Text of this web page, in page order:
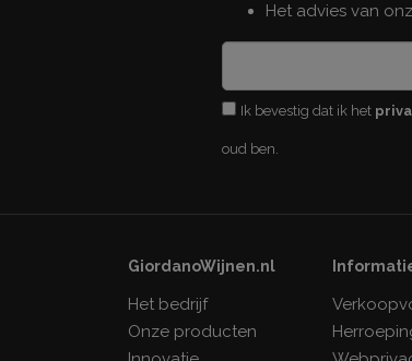
Het advies van
Ik bevestig dat ik het
oud ben.
GiordanoWijnen.nl
Het bedrijf
Onze producten